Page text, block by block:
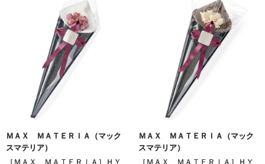
ＭＡＸ ＭＡＴＥＲＩＡ（マック
スマテリア）
［ＭＡＸ ＭＡＴＥＲＩＡ］ＨＹ
ＭＡＸ ＭＡＴＥＲＩＡ（マック
スマテリア）
［ＭＡＸ ＭＡＴＥＲＩＡ］ＨＹ